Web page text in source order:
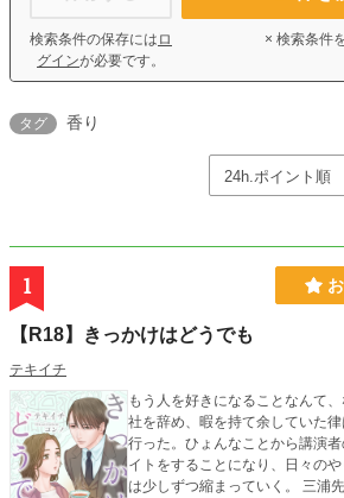
検索条件の保存には ロ
グインが必要です。
× 検索条件
タグ 香り
1
【R18】きっかけはどうでも
テキイチ
もう人を好きになることなんて
社を辞め、暇を持て余していた
行った。ひょんなことから講演
イトをすることになり、日々の
は少しずつ縮まっていく。 三浦